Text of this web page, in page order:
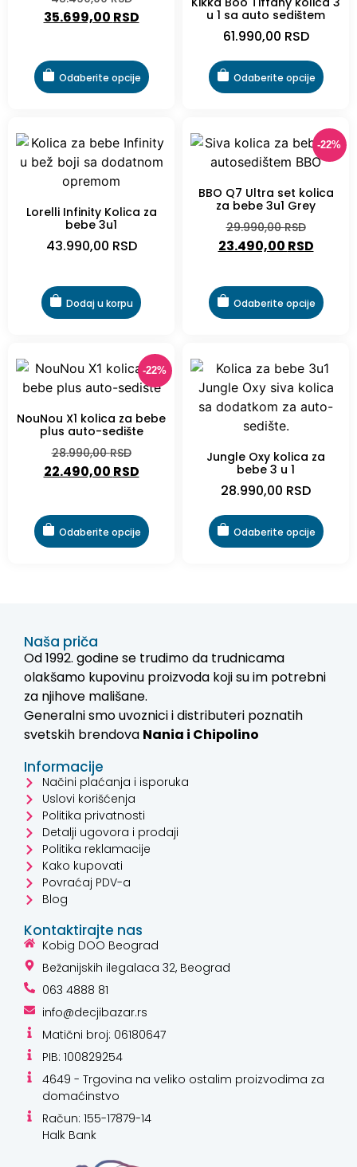
35.699,00 RSD
Odaberite opcije
u 1 sa auto sedištem
61.990,00 RSD
Odaberite opcije
Lorelli Infinity Kolica za
bebe 3u1
43.990,00 RSD
Dodaj u korpu
-22%
BBO Q7 Ultra set kolica
za bebe 3u1 Grey
29.990,00RSD
23.490,00 RSD
Odaberite opcije
-22%
NouNou X1 kolica za bebe
plus auto-sedište
28.990,00RSD
22.490,00 RSD
Odaberite opcije
Jungle Oxy kolica za
bebe 3 u 1
28.990,00 RSD
Odaberite opcije
Naša priča
Od 1992. godine se trudimo da trudnicama
olakšamo kupovinu proizvoda koji su im potrebni
za njihove mališane.
Generalni smo uvoznici i distributeri poznatih
svetskih brendova Nania i Chipolino
Informacije
Načini plaćanja i isporuka
Uslovi korišćenja
Politika privatnosti
Detalji ugovora i prodaji
Politika reklamacije
Kako kupovati
Povraćaj PDV-a
Blog
Kontaktirajte nas
Kobig DOO Beograd
Bežanijskih ilegalaca 32, Beograd
063 4888 81
info@decjibazar.rs
Matični broj: 06180647
PIB: 100829254
4649 - Trgovina na veliko ostalim proizvodima za
domaćinstvo
Račun: 155-17879-14
Halk Bank